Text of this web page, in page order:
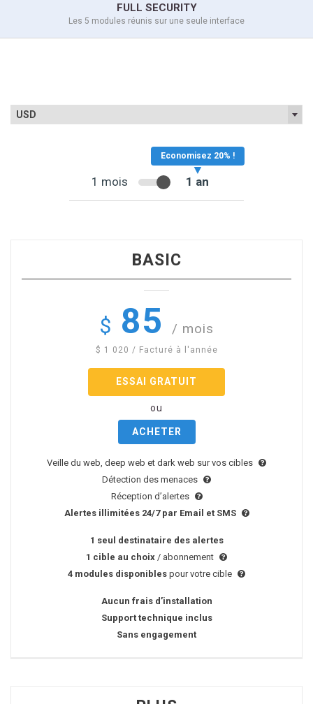
FULL SECURITY
Les 5 modules réunis sur une seule interface
USD
1 mois 1 an
BASIC
$ 85 / mois
$ 1 020 / Facturé à l'année
ESSAI GRATUIT
ou
ACHETER
Veille du web, deep web et dark web sur vos cibles
Détection des menaces
Réception d’alertes
Alertes illimitées 24/7 par Email et SMS
1 seul destinataire des alertes
1 cible au choix / abonnement
4 modules disponibles pour votre cible
Aucun frais d’installation
Support technique inclus
Sans engagement